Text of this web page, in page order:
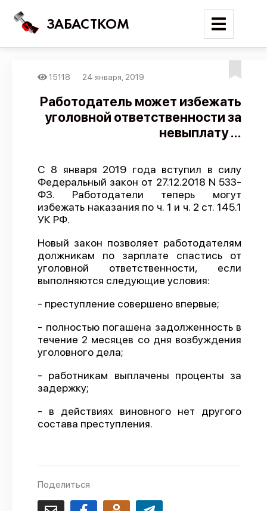
ЗАБАСТКОМ
Поиск
Трудовые конфликты
Отчеты
Справочник
API
О проекте
Политика конфиденциальности
15118 24 января, 2019
Работодатель может избежать
уголовной ответственности за
невыплату ...
С 8 января 2019 года вступил в силу
Федеральный закон от 27.12.2018 N 533-
ФЗ. Работодатели теперь могут
избежать наказания по ч. 1 и ч. 2 ст. 145.1
УК РФ.
Новый закон позволяет работодателям
должникам по зарплате спастись от
уголовной ответственности, если
выполняются следующие условия:
- преступление совершено впервые;
- полностью погашена задолженность в
течение 2 месяцев со дня возбуждения
уголовного дела;
- работникам выплачены проценты за
задержку;
- в действиях виновного нет другого
состава преступления.
Поделиться